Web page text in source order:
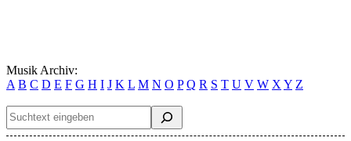
Musik Archiv:
A B C D E F G H I J K L M N O P Q R S T U V W X Y Z
Suchen